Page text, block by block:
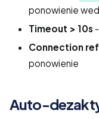
ponowienie
Timeout > 10s
Connection
ponowienie
Auto-